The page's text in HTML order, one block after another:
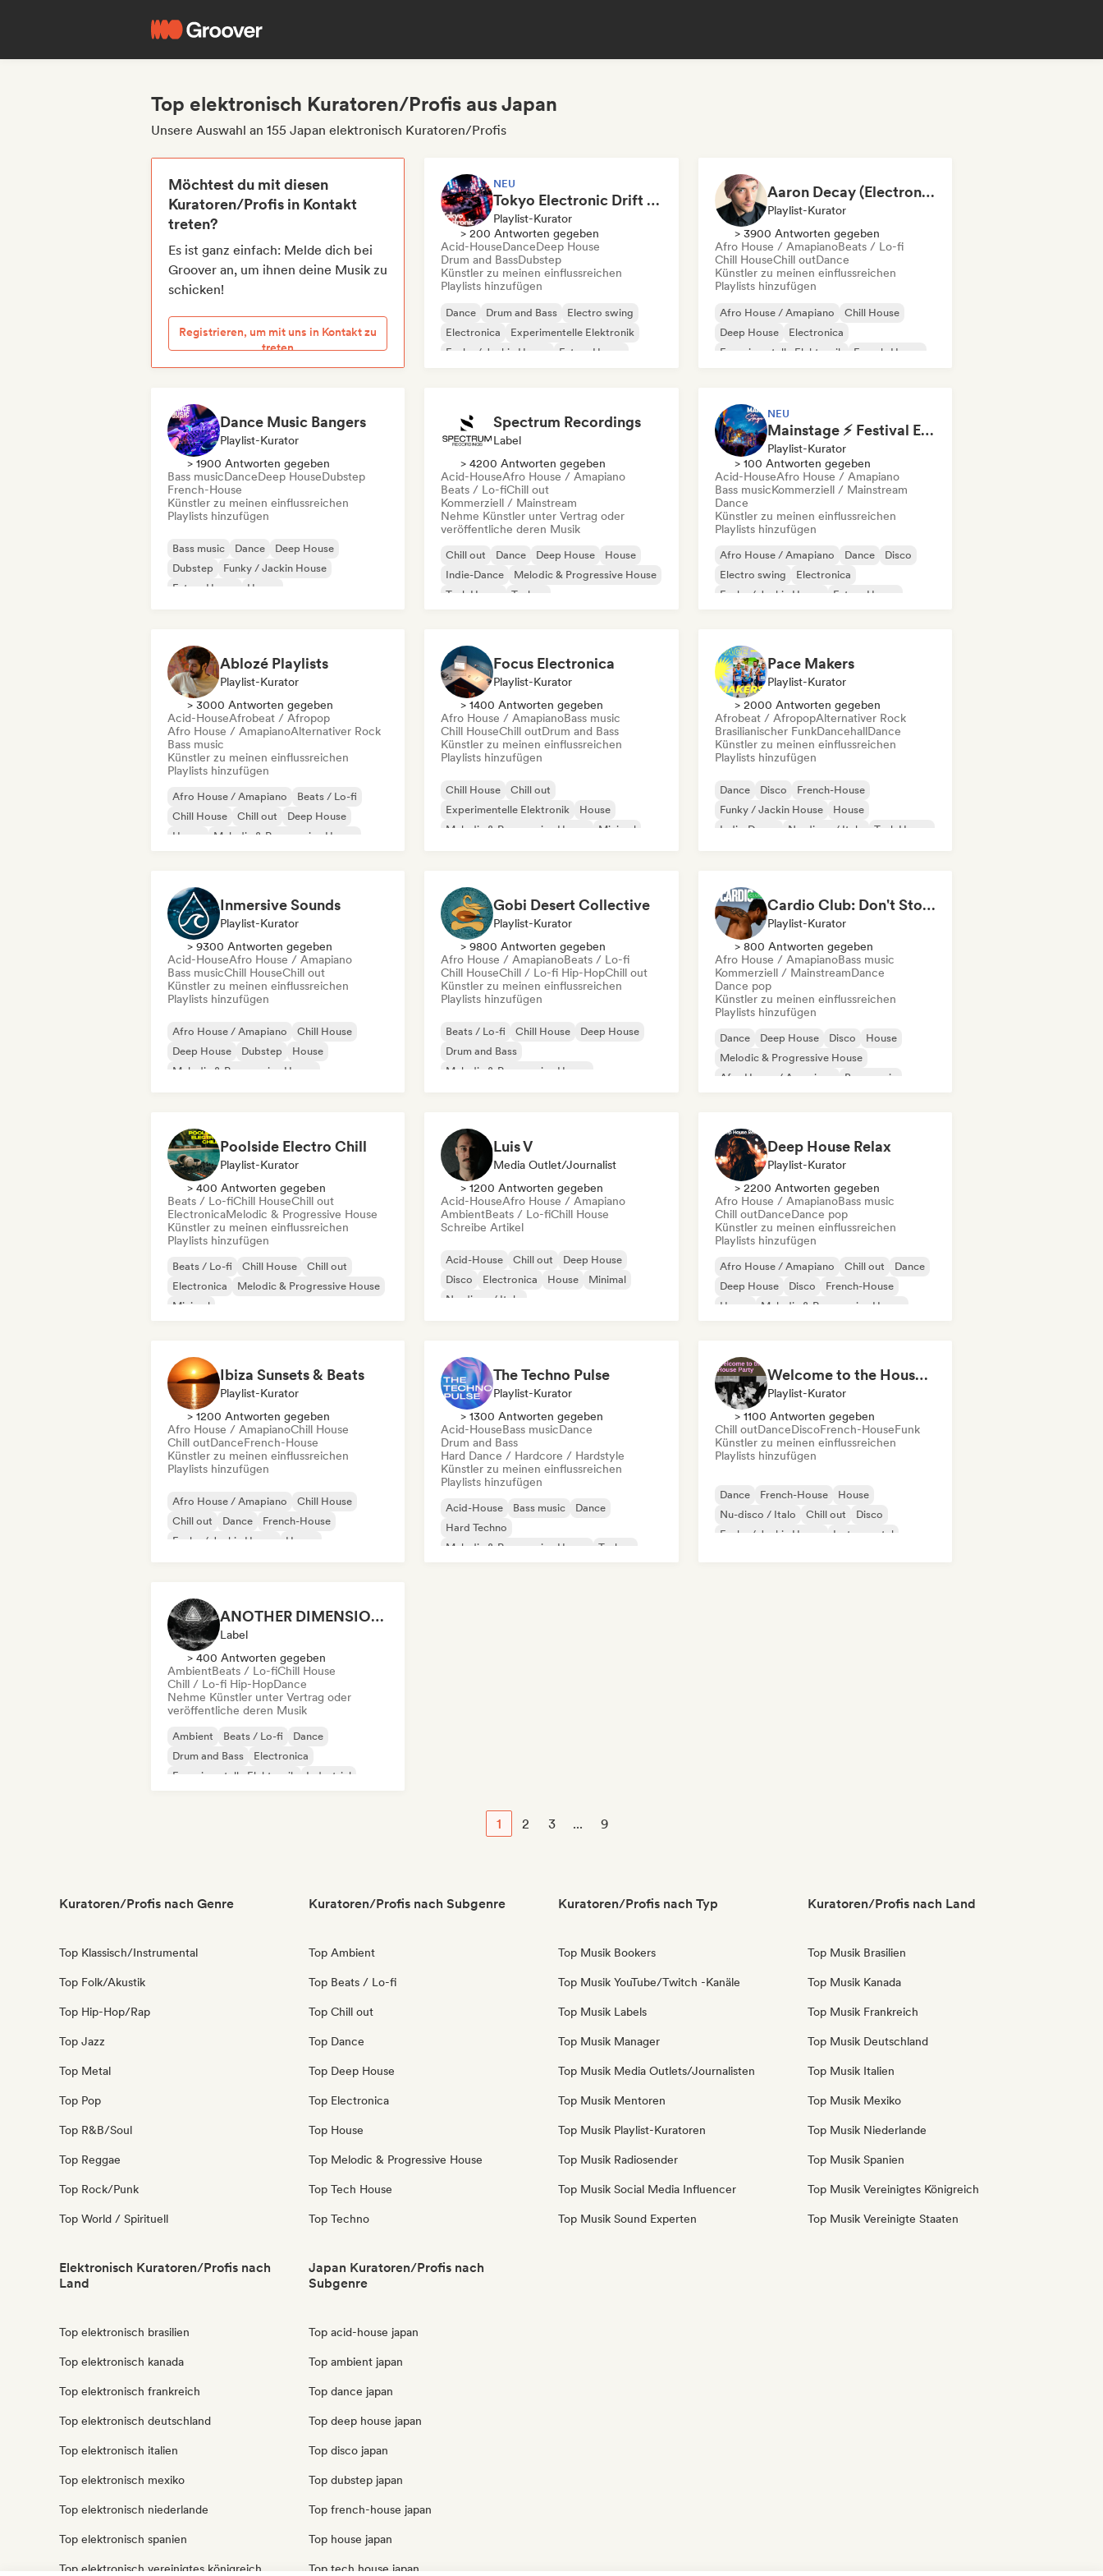
Top elektronisch Kuratoren/Profis aus Japan
Unsere Auswahl an 155 Japan elektronisch Kuratoren/Profis
Möchtest du mit diesen
Kuratoren/Profis in Kontakt
treten?
Es ist ganz einfach: Melde dich bei
Groover an, um ihnen deine Musik zu
schicken!
Registrieren, um mit uns in Kontakt zu
treten
NEU
Tokyo Electronic Drift 🏎️ Schranz, Hard Techno & Anime EDM
Playlist-Kurator
> 200 Antworten gegeben
Acid-HouseDanceDeep House
Drum and BassDubstep
Künstler zu meinen einflussreichen
Playlists hinzufügen
Dance Drum and Bass
Electro swing
Electronica
Experimentelle Elektronik
Funky / Jackin House
Future House
Aaron Decay (Electronic Dream & Chill Electronic Dream playlists)
Playlist-Kurator
> 3900 Antworten gegeben
Afro House / AmapianoBeats / Lo-fi
Chill HouseChill outDance
Künstler zu meinen einflussreichen
Playlists hinzufügen
Afro House / Amapiano
Chill House
Deep House
Electronica
Experimentelle Elektronik
French-House
Dance Music Bangers
Playlist-Kurator
> 1900 Antworten gegeben
Bass musicDanceDeep HouseDubstep
French-House
Künstler zu meinen einflussreichen
Playlists hinzufügen
Bass music Dance
Deep House
Dubstep
Funky / Jackin House
Future House
House
Spectrum Recordings
Label
> 4200 Antworten gegeben
Acid-HouseAfro House / Amapiano
Beats / Lo-fiChill out
Kommerziell / Mainstream
Nehme Künstler unter Vertrag oder
veröffentliche deren Musik
Chill out Dance Deep House
House
Indie-Dance
Melodic & Progressive House
Tech House
Techno
NEU
Mainstage ⚡ Festival EDM, Big Room & House Anthems
Playlist-Kurator
> 100 Antworten gegeben
Acid-HouseAfro House / Amapiano
Bass musicKommerziell / Mainstream
Dance
Künstler zu meinen einflussreichen
Playlists hinzufügen
Afro House / Amapiano Dance
Disco
Electro swing
Electronica
Funky / Jackin House
Future House
Ablozé Playlists
Playlist-Kurator
> 3000 Antworten gegeben
Acid-HouseAfrobeat / Afropop
Afro House / AmapianoAlternativer Rock
Bass music
Künstler zu meinen einflussreichen
Playlists hinzufügen
Afro House / Amapiano
Beats / Lo-fi
Chill House
Chill out
Deep House
House
Melodic & Progressive House
Focus Electronica
Playlist-Kurator
> 1400 Antworten gegeben
Afro House / AmapianoBass music
Chill HouseChill outDrum and Bass
Künstler zu meinen einflussreichen
Playlists hinzufügen
Chill House
Chill out
Experimentelle Elektronik
House
Melodic & Progressive House
Minimal
Pace Makers
Playlist-Kurator
> 2000 Antworten gegeben
Afrobeat / AfropopAlternativer Rock
Brasilianischer FunkDancehallDance
Künstler zu meinen einflussreichen
Playlists hinzufügen
Dance Disco
French-House
Funky / Jackin House
House
Indie-Dance
Nu-disco / Italo Tech House
Inmersive Sounds
Playlist-Kurator
> 9300 Antworten gegeben
Acid-HouseAfro House / Amapiano
Bass musicChill HouseChill out
Künstler zu meinen einflussreichen
Playlists hinzufügen
Afro House / Amapiano
Chill House
Deep House
Dubstep
House
Melodic & Progressive House
Gobi Desert Collective
Playlist-Kurator
> 9800 Antworten gegeben
Afro House / AmapianoBeats / Lo-fi
Chill HouseChill / Lo-fi Hip-HopChill out
Künstler zu meinen einflussreichen
Playlists hinzufügen
Beats / Lo-fi Chill House
Deep House
Drum and Bass
Melodic & Progressive House
Afro House / Amapiano
Cardio Club: Don't Stop! 💦
Playlist-Kurator
> 800 Antworten gegeben
Afro House / AmapianoBass music
Kommerziell / MainstreamDance
Dance pop
Künstler zu meinen einflussreichen
Playlists hinzufügen
Dance Deep House Disco
House
Melodic & Progressive House
Afro House / Amapiano
Bass music
Poolside Electro Chill
Playlist-Kurator
> 400 Antworten gegeben
Beats / Lo-fiChill HouseChill out
ElectronicaMelodic & Progressive House
Künstler zu meinen einflussreichen
Playlists hinzufügen
Beats / Lo-fi Chill House
Chill out
Electronica
Melodic & Progressive House
Minimal
Luis V
Media Outlet/Journalist
> 1200 Antworten gegeben
Acid-HouseAfro House / Amapiano
AmbientBeats / Lo-fiChill House
Schreibe Artikel
Acid-House Chill out
Deep House
Disco
Electronica House
Minimal
Nu-disco / Italo
Deep House Relax
Playlist-Kurator
> 2200 Antworten gegeben
Afro House / AmapianoBass music
Chill outDanceDance pop
Künstler zu meinen einflussreichen
Playlists hinzufügen
Afro House / Amapiano Chill out
Dance
Deep House
Disco
French-House
House
Melodic & Progressive House
Ibiza Sunsets & Beats
Playlist-Kurator
> 1200 Antworten gegeben
Afro House / AmapianoChill House
Chill outDanceFrench-House
Künstler zu meinen einflussreichen
Playlists hinzufügen
Afro House / Amapiano
Chill House
Chill out
Dance
French-House
Funky / Jackin House
House
The Techno Pulse
Playlist-Kurator
> 1300 Antworten gegeben
Acid-HouseBass musicDance
Drum and Bass
Hard Dance / Hardcore / Hardstyle
Künstler zu meinen einflussreichen
Playlists hinzufügen
Acid-House Bass music
Dance
Hard Techno
Melodic & Progressive House
Techno
Welcome to the House Party
Playlist-Kurator
> 1100 Antworten gegeben
Chill outDanceDiscoFrench-HouseFunk
Künstler zu meinen einflussreichen
Playlists hinzufügen
Dance French-House
House
Nu-disco / Italo
Chill out
Disco
Funky / Jackin House
Instrumental
ANOTHER DIMENSION MUSIC
Label
> 400 Antworten gegeben
AmbientBeats / Lo-fiChill House
Chill / Lo-fi Hip-HopDance
Nehme Künstler unter Vertrag oder
veröffentliche deren Musik
Ambient Beats / Lo-fi
Dance
Drum and Bass
Electronica
Experimentelle Elektronik
Industrial
1 2 3 ... 9
Kuratoren/Profis nach Genre
Top Klassisch/Instrumental
Top Folk/Akustik
Top Hip-Hop/Rap
Top Jazz
Top Metal
Top Pop
Top R&B/Soul
Top Reggae
Top Rock/Punk
Top World / Spirituell
Kuratoren/Profis nach Subgenre
Top Ambient
Top Beats / Lo-fi
Top Chill out
Top Dance
Top Deep House
Top Electronica
Top House
Top Melodic & Progressive House
Top Tech House
Top Techno
Kuratoren/Profis nach Typ
Top Musik Bookers
Top Musik YouTube/Twitch -Kanäle
Top Musik Labels
Top Musik Manager
Top Musik Media Outlets/Journalisten
Top Musik Mentoren
Top Musik Playlist-Kuratoren
Top Musik Radiosender
Top Musik Social Media Influencer
Top Musik Sound Experten
Kuratoren/Profis nach Land
Top Musik Brasilien
Top Musik Kanada
Top Musik Frankreich
Top Musik Deutschland
Top Musik Italien
Top Musik Mexiko
Top Musik Niederlande
Top Musik Spanien
Top Musik Vereinigtes Königreich
Top Musik Vereinigte Staaten
Elektronisch Kuratoren/Profis nach
Land
Top elektronisch brasilien
Top elektronisch kanada
Top elektronisch frankreich
Top elektronisch deutschland
Top elektronisch italien
Top elektronisch mexiko
Top elektronisch niederlande
Top elektronisch spanien
Top elektronisch vereinigtes königreich
Japan Kuratoren/Profis nach
Subgenre
Top acid-house japan
Top ambient japan
Top dance japan
Top deep house japan
Top disco japan
Top dubstep japan
Top french-house japan
Top house japan
Top tech house japan